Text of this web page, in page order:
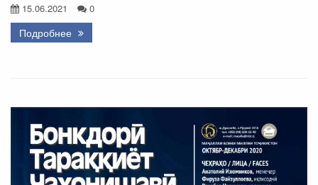
15.06.2021 0
Подробнее